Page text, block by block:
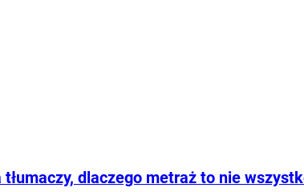
dlaczego metraż to nie